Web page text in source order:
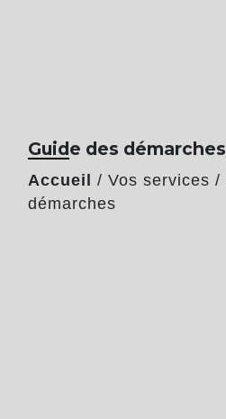
Guide des démarches
Accueil / Vos services /
démarches